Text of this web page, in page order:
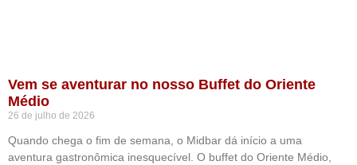
Vem se aventurar no nosso Buffet do Oriente
Médio
26 de julho de 2026
Quando chega o fim de semana, o Midbar dá início a uma
aventura gastronômica inesquecível. O buffet do Oriente Médio,